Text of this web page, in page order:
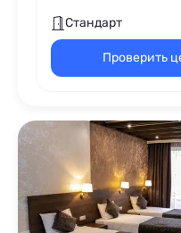
Стандарт
Проверить